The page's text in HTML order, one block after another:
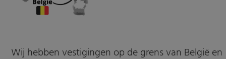
Wij hebben vestigingen op de grens van België en